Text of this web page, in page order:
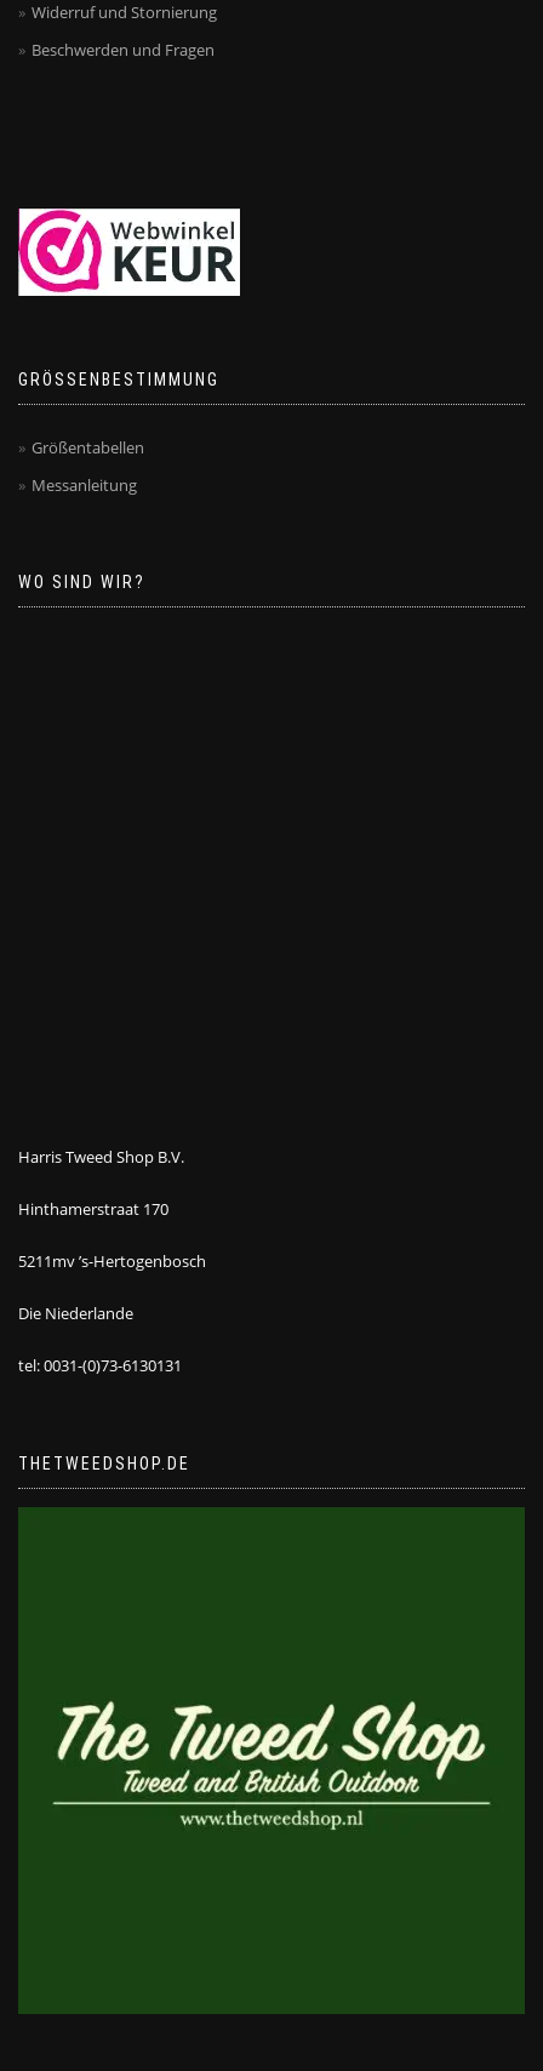
Widerruf und Stornierung
Beschwerden und Fragen
GRÖSSENBESTIMMUNG
Größentabellen
Messanleitung
WO SIND WIR?
Harris Tweed Shop B.V.
Hinthamerstraat 170
5211mv ’s-Hertogenbosch
Die Niederlande
tel: 0031-(0)73-6130131
THETWEEDSHOP.DE